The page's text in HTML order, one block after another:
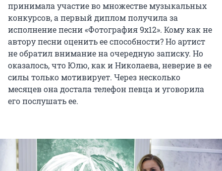
принимала участие во множестве музыкальных
конкурсов, а первый диплом получила за
исполнение песни «Фотография 9х12». Кому как не
автору песни оценить ее способности? Но артист
не обратил внимание на очередную записку. Но
оказалось, что Юлю, как и Николаева, неверие в ее
силы только мотивирует. Через несколько
месяцев она достала телефон певца и уговорила
его послушать ее.